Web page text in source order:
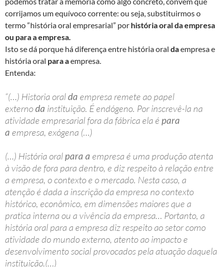
corrijamos um equívoco corrente: ou seja, substituirmos o
termo “história oral empresarial” por história oral da empresa
ou para a empresa.
Isto se dá porque há diferença entre história oral daempresa e
história oral para aempresa.
Entenda:
“(…) Historia oralda empresa remete ao papel
externoda instituição. É endógeno. Por inscrevê-la na
atividade empresarial fora da fábrica ela é para
a empresa, exógena (…)
(…) História oralpara a empresa é uma produção atenta
à visão de fora para dentro, e diz respeito à relação entre
a empresa, o contexto e o mercado. Nesta caso, a
atenção é dada a inscrição da empresa no contexto
histórico, econômico, em dimensões maiores que a
pratica interna ou a vivência da empresa… Portanto, a
história oral para a empresa diz respeito ao setor como
atividade do mundo externo, atento ao impacto e
desenvolvimento social provocados pela atuação daquela
instituição.(…)